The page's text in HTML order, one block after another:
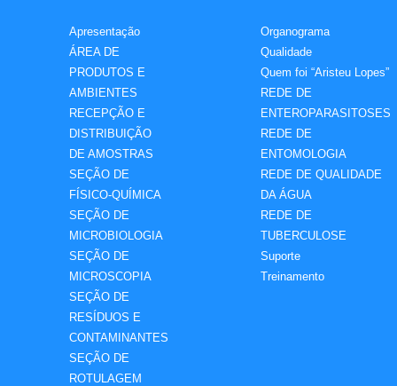
Apresentação
ÁREA DE
PRODUTOS E
AMBIENTES
RECEPÇÃO E
DISTRIBUIÇÃO
DE AMOSTRAS
SEÇÃO DE
FÍSICO-QUÍMICA
SEÇÃO DE
MICROBIOLOGIA
SEÇÃO DE
MICROSCOPIA
SEÇÃO DE
RESÍDUOS E
CONTAMINANTES
SEÇÃO DE
ROTULAGEM
Organograma
Qualidade
Quem foi “Aristeu Lopes”
REDE DE
ENTEROPARASITOSES
REDE DE
ENTOMOLOGIA
REDE DE QUALIDADE
DA ÁGUA
REDE DE
TUBERCULOSE
Suporte
Treinamento